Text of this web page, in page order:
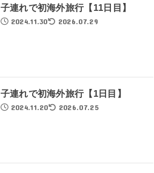
子連れで初海外旅行【11日目】
2024.11.30 2026.07.29
子連れで初海外旅行【1日目】
2024.11.20 2026.07.25